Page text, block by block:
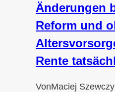
Änderungen
Reform und
Rente
VonMaciej